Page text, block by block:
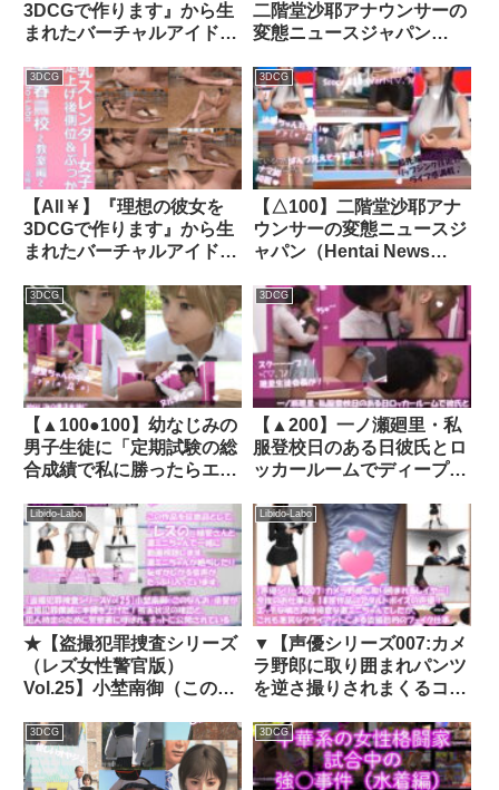
3DCGで作ります』から生
まれたバーチャルアイドル
ぐり）」のJK風写真
集:JK_03｜d_279281│
Libido-Labo
二階堂沙耶アナウンサーの
変態ニュースジャパン
外編＃003［深夜残業パン
チラ］PV03｜d_414597│
Libido-Labo
3DCG
【All￥】『理想の彼女を
3DCGで作ります』から生
まれたバーチャルアイドル
げ後側位SEX＋射精動画｜
d_233409│ Libido-Labo
3DCG
【△100】二階堂沙耶アナ
ウンサーの変態ニュースジ
ャパン（Hentai News
J［試験期間中の電車内で
の痴●被害について］｜
d_416807│ Libido-Labo
3DCG
【▲100●100】幼なじみの
男子生徒に「定期試験の総
合成績で私に勝ったらエッ
を言ったらホントに勝たれ
てしまい、さあ大変:09-座
位バック（上着ブラジャー
のみ）｜d_308015│
Libido-Labo
3DCG
【▲200】一ノ瀬廻里・私
服登校日のある日彼氏とロ
ッカールームでディープキ
される:PV06（キュートな
黒に赤のチェック柄パンテ
ィー）｜d_740582
Libido-Labo
★【盗撮犯罪捜査シリーズ
（レズ女性警官版）
Vol.25】小埜南御（このな
に本腰を上げた！被害状況
の確認と、犯人特定のため
に警察署に呼ばれ、ネット
Libido-Labo
▼【声優シリーズ007:カメ
ラ野郎に取り囲まれパンツ
を逆さ撮りされまくるコス
は、18禁作品のアダルトボ
イスの声優！エッチな喘ぎ
声は得意な激ミニちゃんで
3DCG 3DCG